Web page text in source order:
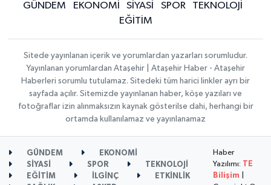
GÜNDEM EKONOMİ SİYASİ SPOR
TEKNOLOJİ
EĞİTİM
Sitede yayınlanan içerik ve yorumlardan yazarları sorumludur.
Yayınlanan yorumlardan Ataşehir | Ataşehir Haber - Ataşehir
Haberleri sorumlu tutulamaz. Sitedeki tüm harici linkler ayrı bir
sayfada açılır. Sitemizde yayınlanan haber, köşe yazıları ve
fotoğraflar izin alınmaksızın kaynak gösterilse dahi, herhangi bir
ortamda kullanılamaz ve yayınlanamaz
GÜNDEM
EKONOMİ
SİYASİ
SPOR
TEKNOLOJİ
EĞİTİM
İLGİNÇ
ETKİNLİK
Haber
Yazılımı:
TE
Bilişim